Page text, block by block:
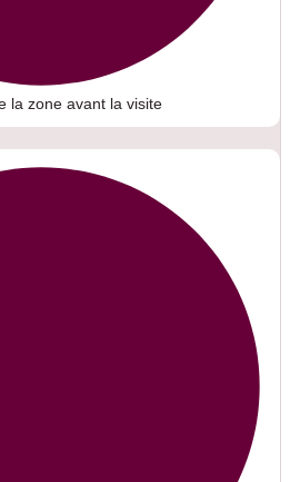
la zone avant la visite